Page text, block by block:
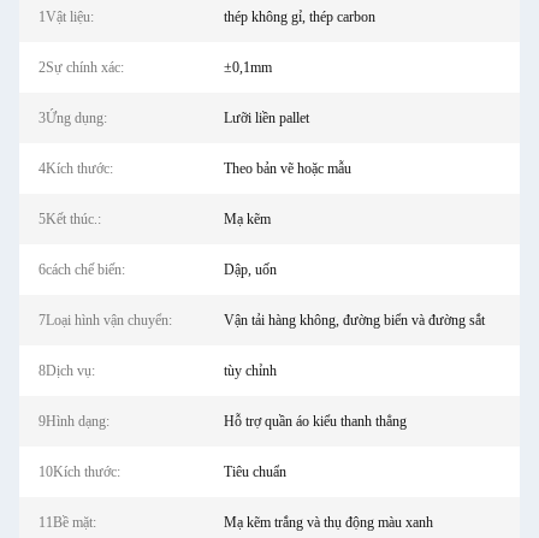
1Vật liệu: thép không gỉ, thép carbon
2Sự chính xác: ±0,1mm
3Ứng dụng: Lưỡi liền pallet
4Kích thước: Theo bản vẽ hoặc mẫu
5Kết thúc.: Mạ kẽm
6cách chế biến: Dập, uốn
7Loại hình vận chuyển: Vận tải hàng không, đường biển và đường sắt
8Dịch vụ: tùy chỉnh
9Hình dạng: Hỗ trợ quần áo kiểu thanh thẳng
10Kích thước: Tiêu chuẩn
11Bề mặt: Mạ kẽm trắng và thụ động màu xanh